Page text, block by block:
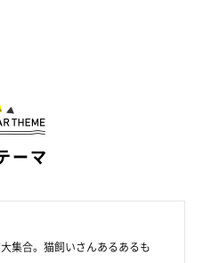
ーマ
集合。猫飼いさんあるあるも